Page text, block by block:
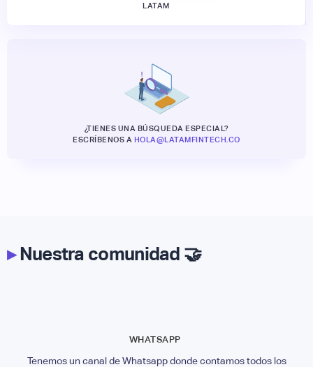
LATAM
¿TIENES UNA BÚSQUEDA ESPECIAL?
ESCRÍBENOS A HOLA@LATAMFINTECH.CO
▸Nuestra comunidad 🤝
WHATSAPP
Tenemos un canal de Whatsapp donde contamos todos los